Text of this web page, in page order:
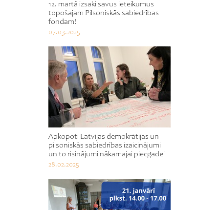
12. martā izsaki savus ieteikumus
topošajam Pilsoniskās sabiedrības
fondam!
07.03.2025
Apkopoti Latvijas demokrātijas un
pilsoniskās sabiedrības izaicinājumi
un to risinājumi nākamajai piecgadei
28.02.2025